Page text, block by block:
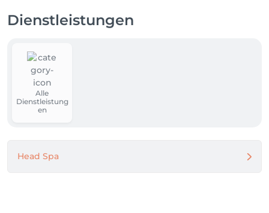
einer Atmosphäre, die Körper und Geist zur Ruhe
auf die Regeneration von Kopfhaut, Haar und Gesicht
ausgelegt.
Dienstleistungen
Alle
Dienstleistung
en
Head Spa